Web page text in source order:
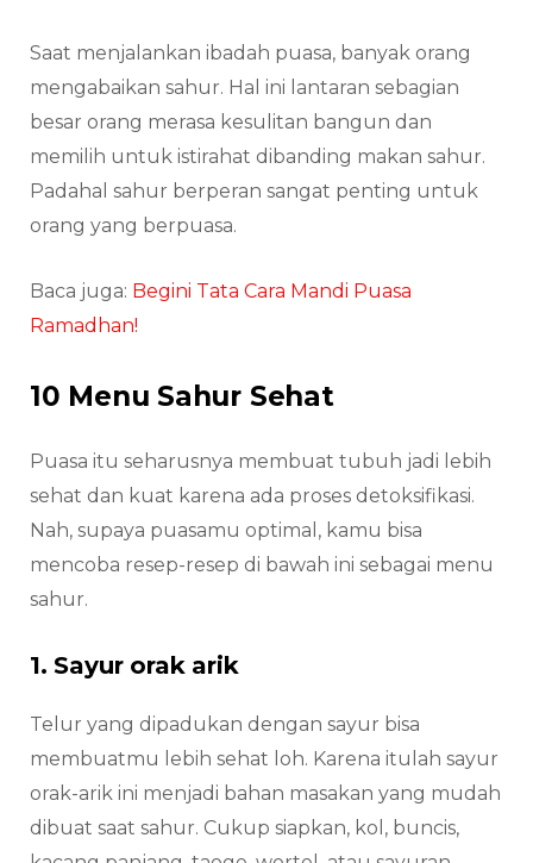
Saat menjalankan ibadah puasa, banyak orang
mengabaikan sahur. Hal ini lantaran sebagian
besar orang merasa kesulitan bangun dan
memilih untuk istirahat dibanding makan sahur.
Padahal sahur berperan sangat penting untuk
orang yang berpuasa.
Baca juga: Begini Tata Cara Mandi Puasa
Ramadhan!
10 Menu Sahur Sehat
Puasa itu seharusnya membuat tubuh jadi lebih
sehat dan kuat karena ada proses detoksifikasi.
Nah, supaya puasamu optimal, kamu bisa
mencoba resep-resep di bawah ini sebagai menu
sahur.
1. Sayur orak arik
Telur yang dipadukan dengan sayur bisa
membuatmu lebih sehat loh. Karena itulah sayur
orak-arik ini menjadi bahan masakan yang mudah
dibuat saat sahur. Cukup siapkan, kol, buncis,